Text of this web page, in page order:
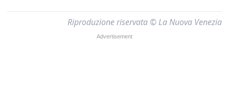
Riproduzione riservata © La Nuova Venezia